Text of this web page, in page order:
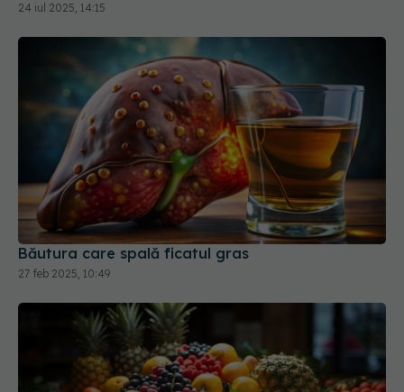
24 iul 2025, 14:15
Băutura care spală ficatul gras
27 feb 2025, 10:49